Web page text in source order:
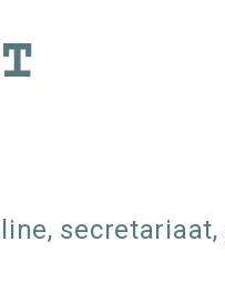
secretariaat,